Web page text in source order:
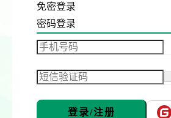
免密登录
密码登录
登录/注册